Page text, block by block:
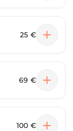
25 €
69 €
100 €